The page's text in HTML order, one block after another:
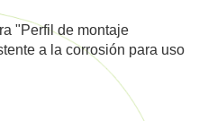
"Perfil de montaje
a la corrosión para uso